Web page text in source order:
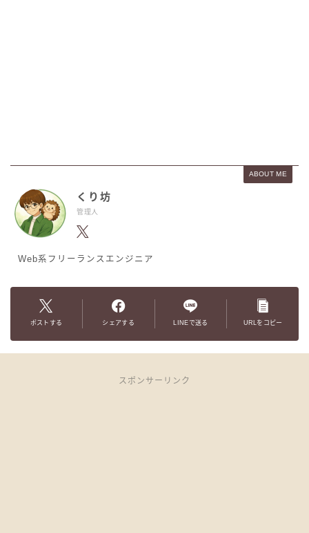
ABOUT ME
くり坊
管理人
Web系フリーランスエンジニア
ポストする シェアする LINEで送る URLをコピー
スポンサーリンク